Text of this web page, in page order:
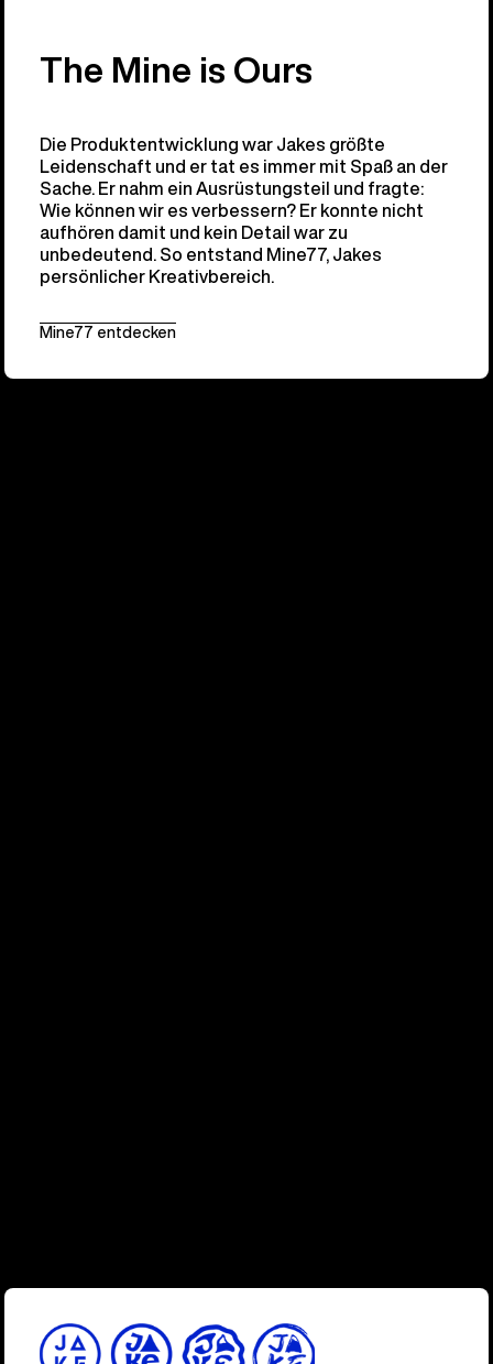
The Mine is Ours
Die Produktentwicklung war Jakes größte
Leidenschaft und er tat es immer mit Spaß an der
Sache. Er nahm ein Ausrüstungsteil und fragte:
Wie können wir es verbessern? Er konnte nicht
aufhören damit und kein Detail war zu
unbedeutend. So entstand Mine77, Jakes
persönlicher Kreativbereich.
Mine77 entdecken